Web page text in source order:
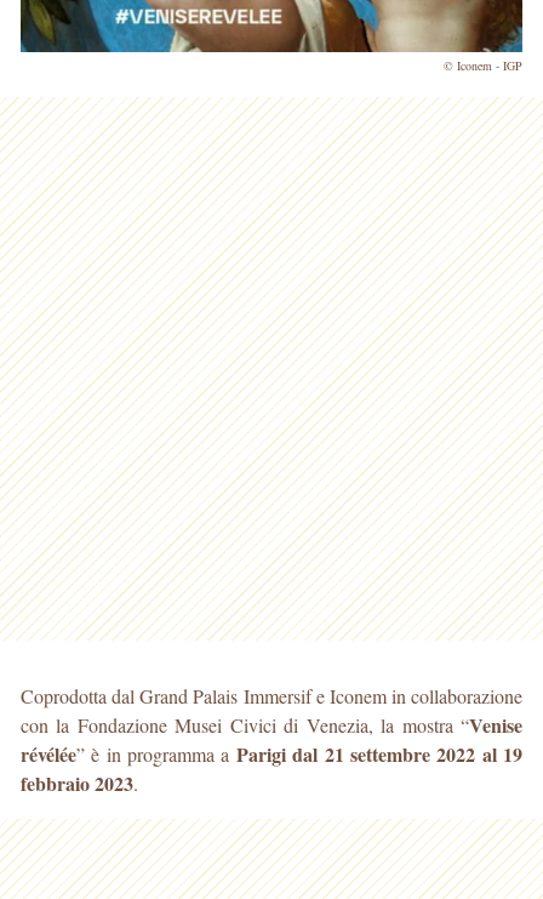
© Iconem - IGP
Coprodotta dal Grand Palais Immersif e Iconem in collaborazione
con la Fondazione Musei Civici di Venezia, la mostra “Venise
révélée” è in programma a Parigi dal 21 settembre 2022 al 19
febbraio 2023.